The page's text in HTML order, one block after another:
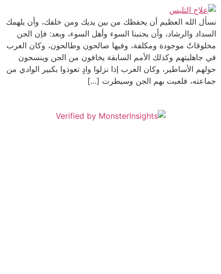
نسأل الله العظيم أن يحفظك من بين يديك ومن خلفك، وأن يلهمك
السداد والرشاد، وأن يجنبنا السوء وأهل السوء، وبعد: فإن الجن
مخلوقاتٌ موجودة ومكلفة، وفيها صالحون وطالحون، وكان العرب
في جاهليتهم وكذلك الأمم السابقة يخافون من الجن وينسجون
حولهم الأساطير، وكان العرب إذا نزلوا وادٍ تعوذوا بكبير الوادي من
جماعته، فلعبت بهم الجن وسيطرت […]